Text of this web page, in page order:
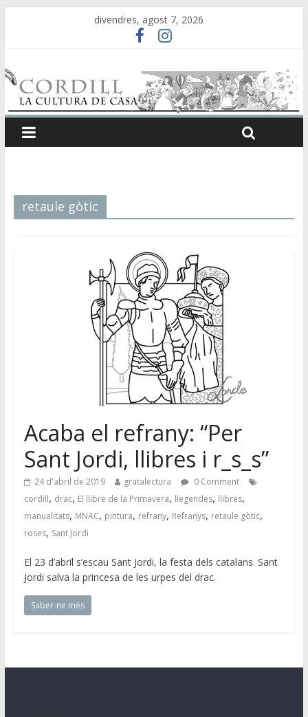
divendres, agost 7, 2026
retaule gòtic
Acaba el refrany: “Per
Sant Jordi, llibres i r_s_s”
24 d'abril de 2019 gratalectura
0 Comment
cordill, drac, El llibre de la Primavera, llegendes, llibres,
manualitats, MNAC, pintura, refrany, Refranys, retaule gòtic,
roses, Sant Jordi
El 23 d’abril s’escau Sant Jordi, la festa dels catalans. Sant
Jordi salva la princesa de les urpes del drac.
Saber-ne més